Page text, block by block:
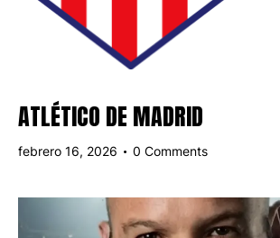
ATLÉTICO DE MADRID
febrero 16, 2026 0 Comments